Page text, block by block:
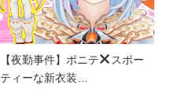
【夜勤事件】ポニテ
スポー
ティーな新衣装…